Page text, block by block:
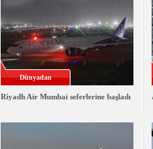
Dünyadan
Riyadh Air Mumbai seferlerine başladı